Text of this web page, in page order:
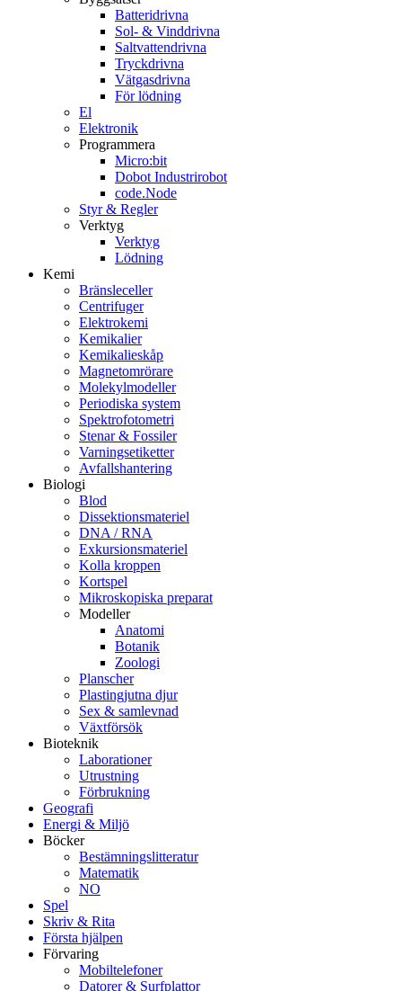
Batteridrivna
Sol- & Vinddrivna
Saltvattendrivna
Tryckdrivna
Vätgasdrivna
För lödning
El
Elektronik
Programmera
Micro:bit
Dobot Industrirobot
code.Node
Styr & Regler
Verktyg
Verktyg
Lödning
Kemi
Bränsleceller
Centrifuger
Elektrokemi
Kemikalier
Kemikalieskåp
Magnetomrörare
Molekylmodeller
Periodiska system
Spektrofotometri
Stenar & Fossiler
Varningsetiketter
Avfallshantering
Biologi
Blod
Dissektionsmateriel
DNA / RNA
Exkursionsmateriel
Kolla kroppen
Kortspel
Mikroskopiska preparat
Modeller
Anatomi
Botanik
Zoologi
Planscher
Plastingjutna djur
Sex & samlevnad
Växtförsök
Bioteknik
Laborationer
Utrustning
Förbrukning
Geografi
Energi & Miljö
Böcker
Bestämningslitteratur
Matematik
NO
Spel
Skriv & Rita
Första hjälpen
Förvaring
Mobiltelefoner
Datorer & Surfplattor